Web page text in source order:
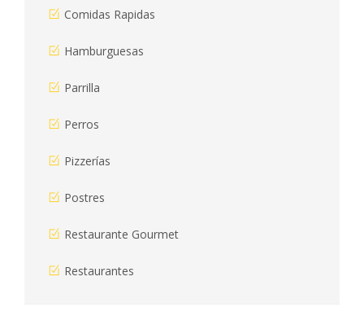
Comidas Rapidas
Hamburguesas
Parrilla
Perros
Pizzerías
Postres
Restaurante Gourmet
Restaurantes